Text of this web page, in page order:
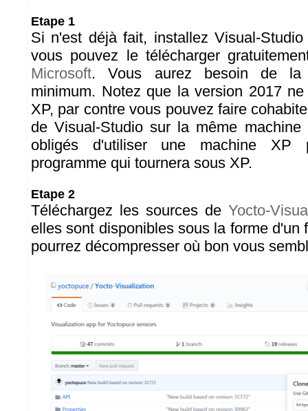
Etape 1
Si n'est déjà fait, installez Visual-
vous pouvez le télécharger
Microsoft. Vous aurez besoin de la
minimum. Notez que la version 2017
XP, par contre vous pouvez faire
de Visual-Studio sur la même
obligés d'utiliser une machine XP
programme qui tournera sous XP.
Etape 2
Téléchargez les sources de Yocto-
elles sont disponibles sous la forme d'un
pourrez décompresser où bon vous